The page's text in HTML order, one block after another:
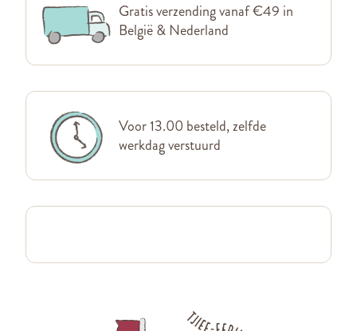
Gratis verzending vanaf €49 in
België & Nederland
Voor 13.00 besteld, zelfde
werkdag verstuurd